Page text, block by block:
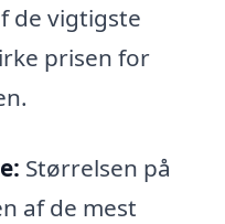
de vigtigste
prisen for
Størrelsen på
af de mest